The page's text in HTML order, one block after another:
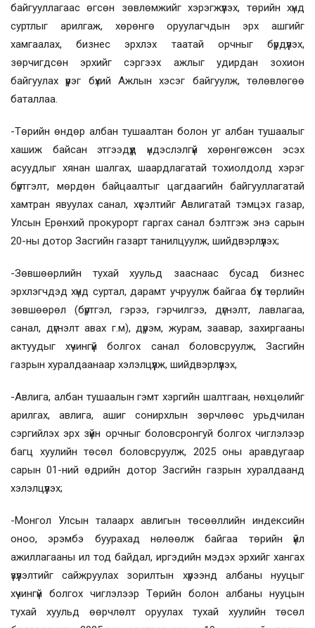
байгууллагаас өгсөн зөвлөмжийг хэрэгжүүлэх, төрийн хүнд
суртлыг арилгаж, хөрөнгө оруулагчдын эрх ашгийг
хамгаалах, бизнес эрхлэх таатай орчныг бүрдүүлэх,
зөрчигдсөн эрхийг сэргээх ажлыг удирдан зохион
байгуулах үүрэг бүхий Ажлын хэсэг байгуулж, төлөвлөгөө
баталлаа.
-Төрийн өндөр албан тушаалтан болон уг албан тушаалыг
хашиж байсан этгээдүүд үндэслэлгүй хөрөнгөжсөн эсэх
асуудлыг хянан шалгах, шаардлагатай тохиолдолд хэрэг
бүртгэлт, мөрдөн байцаалтыг цагдаагийн байгууллагатай
хамтран явуулах санал, хүсэлтийг Авлигатай тэмцэх газар,
Улсын Ерөнхий прокурорт гаргах санал бэлтгэж энэ сарын
20-ны дотор Засгийн газарт танилцуулж, шийдвэрлүүлэх;
-Зөвшөөрлийн тухай хуульд зааснаас бусад бизнес
эрхлэгчдэд хүнд суртал, дарамт учруулж байгаа бүх төрлийн
зөвшөөрөл (бүртгэл, гэрээ, гэрчилгээ, дүгнэлт, лавлагаа,
санал, дүгнэлт авах г.м), дүрэм, журам, заавар, захиргааны
актуудыг хүчингүй болгох санал боловсруулж, Засгийн
газрын хуралдаанаар хэлэлцүүлж, шийдвэрлүүлэх,
-Авлига, албан тушаалын гэмт хэргийн шалтгаан, нөхцөлийг
арилгах, авлига, ашиг сонирхлын зөрчлөөс урьдчилан
сэргийлэх эрх зүйн орчныг боловсронгуй болгох чиглэлээр
багц хуулийн төсөл боловсруулж, 2025 оны аравдугаар
сарын 01-ний өдрийн дотор Засгийн газрын хуралдаанд
хэлэлцүүлэх;
-Монгол Улсын талаарх авлигын төсөөллийн индексийн
оноо, эрэмбэ буурахад нөлөөлж байгаа төрийн үйл
ажиллагааны ил тод байдал, иргэдийн мэдэх эрхийг хангах
үзүүлэлтийг сайжруулах зорилтын хүрээнд албаны нууцыг
хүчингүй болгох чиглэлээр Төрийн болон албаны нууцын
тухай хуульд өөрчлөлт оруулах тухай хуулийн төсөл